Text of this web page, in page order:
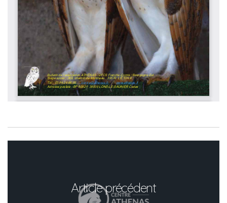
Article précédent